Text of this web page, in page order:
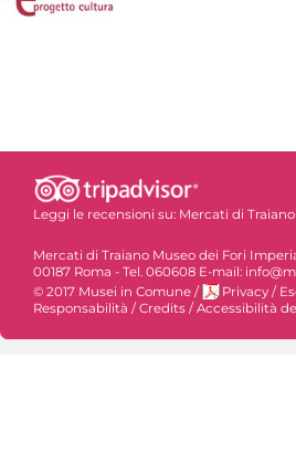
Leggi le recensioni su: Mercati di
Mercati di Traiano Museo dei Fori
00187 Roma - Tel. 060608 E-mail:
© 2017 Musei in Comune / Privacy /
Responsabilità / Credits / Accessibilità